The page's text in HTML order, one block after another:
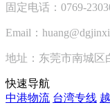
固定电话：0769-
Email：
地址：东莞市南城区
快速导航
中港物流 台湾专线